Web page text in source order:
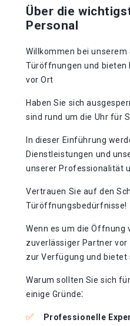
Über die
Personal
Willkommen bei
Türöffnungen und bieten
vor Ort
Haben Sie sich
sind rund um die Uhr für
In dieser Einführung
Dienstleistungen und
unserer Professionalität
Vertrauen Sie auf den
Türöffnungsbedürfnisse!​
Wenn es um die Öffnung
zuverlässiger Partner
zur Verfügung und
Warum sollten Sie sich
einige Gründe⁚
Professionelle